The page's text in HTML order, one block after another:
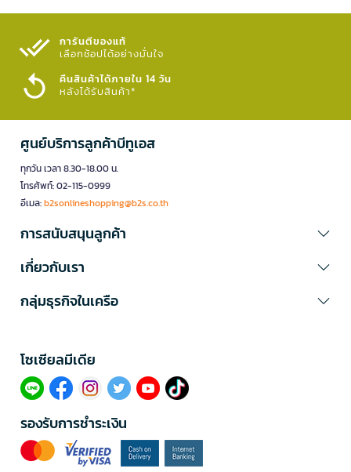
การันตีของแท้
เลือกช้อปได้อย่างมั่นใจ​
คืนสินค้าได้ภายใน 14 วัน
หลังได้รับสินค้า*
ศูนย์บริการลูกค้าบีทูเอส
ทุกวัน เวลา 8.30-18.00 น.
โทรศัพท์: 02-115-0999
อีเมล:b2sonlineshopping@b2s.co.th
การสนับสนุนลูกค้า
เกี่ยวกับเรา
กลุ่มธุรกิจในเครือ
โซเซียลมีเดีย​
รองรับการชำระเงิน